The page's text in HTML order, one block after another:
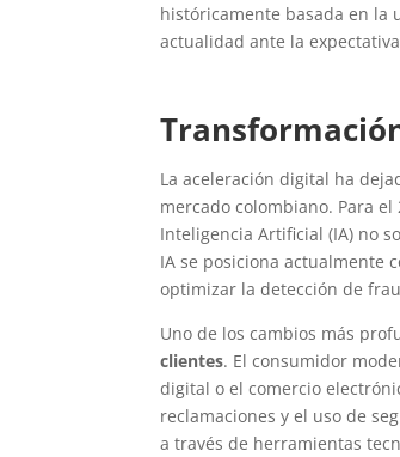
históricamente basada en la
actualidad ante la
La aceleración digital ha
mercado colombiano. Para
Inteligencia Artificial (IA) no
IA se posiciona actualmente
optimizar la detección de
Uno de los cambios más
clientes. El consumidor
digital o el comercio
reclamaciones y el uso de
a través de herramientas